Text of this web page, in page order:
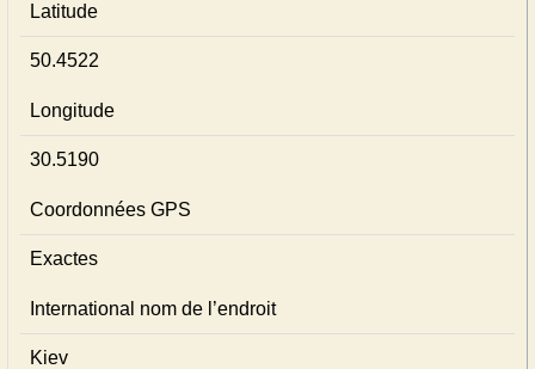
Latitude
50.4522
Longitude
30.5190
Coordonnées GPS
Exactes
International nom de l’endroit
Kiev